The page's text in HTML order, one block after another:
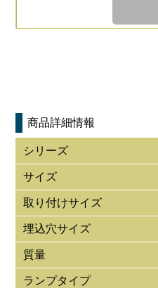
商品詳細情報
シリーズ
サイズ
取り付けサイズ
埋込穴サイズ
質量
ランプタイプ